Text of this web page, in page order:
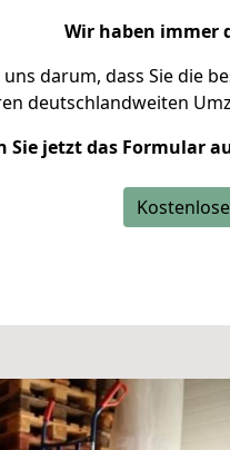
Wir haben immer
darum, dass Sie die
deutschlandweiten
Sie jetzt das Formular